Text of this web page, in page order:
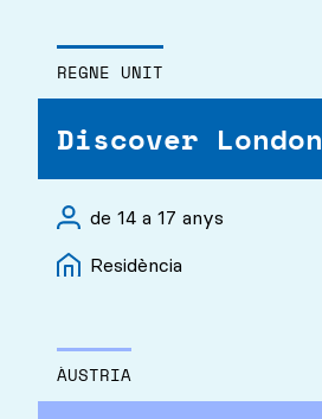
REGNE UNIT
Discover London
de 14 a 17 anys
Residència
ÀUSTRIA